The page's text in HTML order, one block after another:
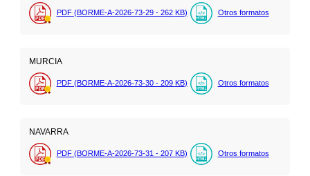
PDF (BORME-A-2026-73-29 - 262 KB) Otros formatos
MURCIA
PDF (BORME-A-2026-73-30 - 209 KB) Otros formatos
NAVARRA
PDF (BORME-A-2026-73-31 - 207 KB) Otros formatos